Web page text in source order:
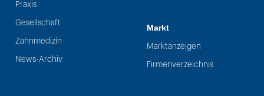
Praxis
Gesellschaft
Zahnmedizin
News-Archiv
Markt
Marktanzeigen
Firmenverzeichnis